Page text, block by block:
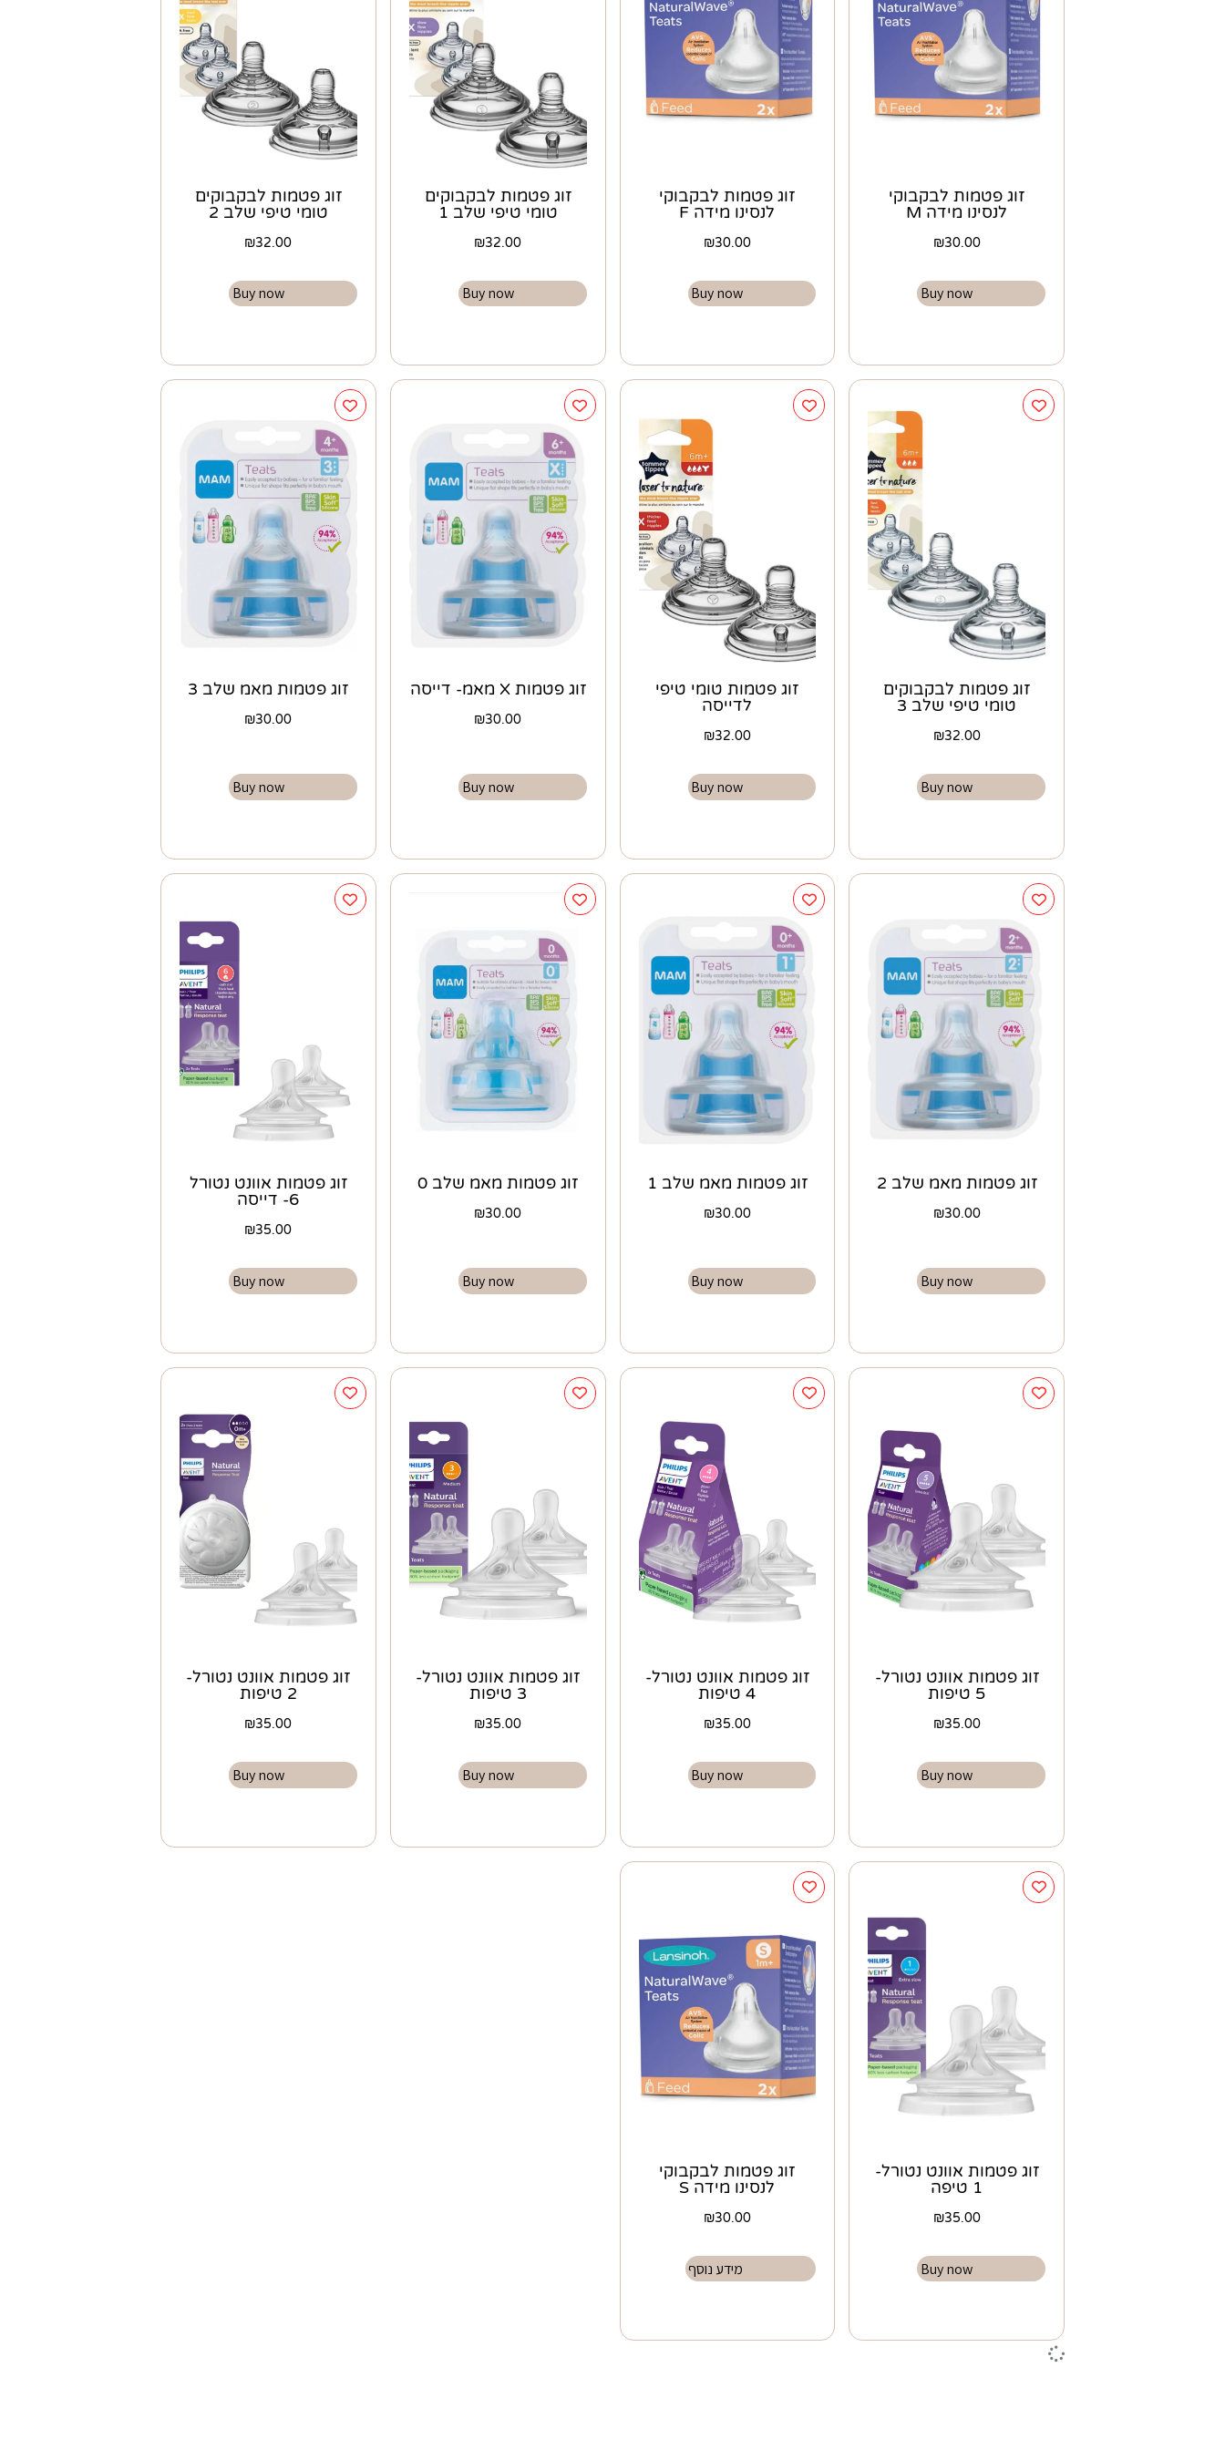
זוג פטמות לבקבוקי
לנסינו מידה M
₪30.00
Buy now
זוג פטמות לבקבוקי
לנסינו מידה F
₪30.00
Buy now
זוג פטמות לבקבוקים
טומי טיפי שלב 1
₪32.00
Buy now
זוג פטמות לבקבוקים
טומי טיפי שלב 2
₪32.00
Buy now
זוג פטמות לבקבוקים
טומי טיפי שלב 3
₪32.00
Buy now
זוג פטמות טומי טיפי
לדייסה
₪32.00
Buy now
זוג פטמות X מאמ- דייסה
₪30.00
Buy now
זוג פטמות מאמ שלב 3
₪30.00
Buy now
זוג פטמות מאמ שלב 2
₪30.00
Buy now
זוג פטמות מאמ שלב 1
₪30.00
Buy now
זוג פטמות מאמ שלב 0
₪30.00
Buy now
זוג פטמות אוונט נטורל
6- דייסה
₪35.00
Buy now
זוג פטמות אוונט נטורל-
5 טיפות
₪35.00
Buy now
זוג פטמות אוונט נטורל-
4 טיפות
₪35.00
Buy now
זוג פטמות אוונט נטורל-
3 טיפות
₪35.00
Buy now
זוג פטמות אוונט נטורל-
2 טיפות
₪35.00
Buy now
זוג פטמות אוונט נטורל-
1 טיפה
₪35.00
Buy now
זוג פטמות לבקבוקי
לנסינו מידה S
₪30.00
מידע נוסף